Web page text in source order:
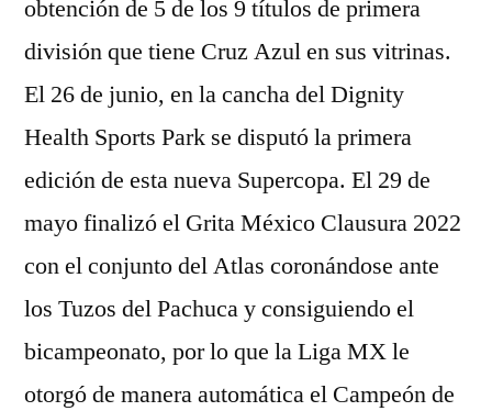
obtención de 5 de los 9 títulos de primera
división que tiene Cruz Azul en sus vitrinas.
El 26 de junio, en la cancha del Dignity
Health Sports Park se disputó la primera
edición de esta nueva Supercopa. El 29 de
mayo finalizó el Grita México Clausura 2022
con el conjunto del Atlas coronándose ante
los Tuzos del Pachuca y consiguiendo el
bicampeonato, por lo que la Liga MX le
otorgó de manera automática el Campeón de